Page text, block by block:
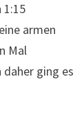
1:15
armen
Mal
ging es